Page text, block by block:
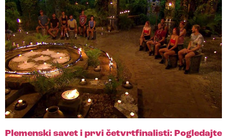
Plemenski savet i prvi četvrtfinalisti: Pogledajte